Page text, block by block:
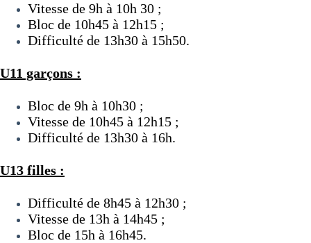
Vitesse de 9h à 10h 30 ;
Bloc de 10h45 à 12h15 ;
Difficulté de 13h30 à 15h50.
U11 garçons :
Bloc de 9h à 10h30 ;
Vitesse de 10h45 à 12h15 ;
Difficulté de 13h30 à 16h.
U13 filles :
Difficulté de 8h45 à 12h30 ;
Vitesse de 13h à 14h45 ;
Bloc de 15h à 16h45.